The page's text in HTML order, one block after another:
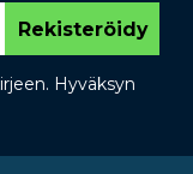
Rekisteröidy
Hyväksyn